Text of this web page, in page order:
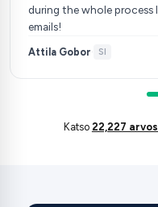
during the whole process
emails!
Attila Gobor· SI
Katso 22,227